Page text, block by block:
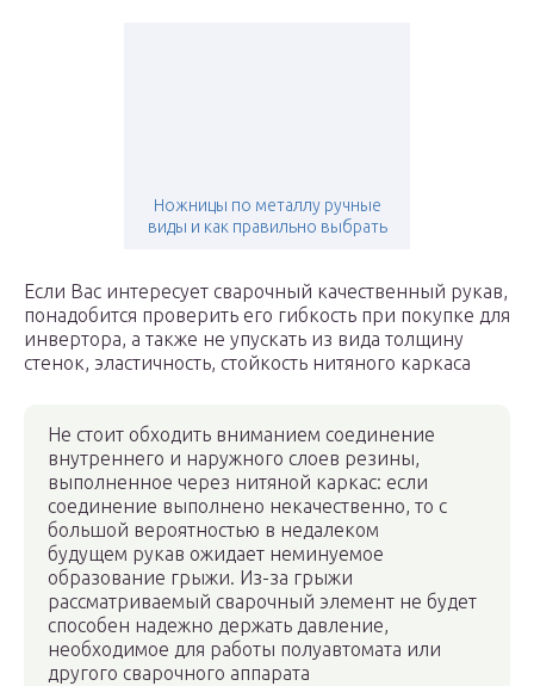
Ножницы по металлу ручные
виды и как правильно выбрать
Если Вас интересует сварочный качественный рукав,
понадобится проверить его гибкость при покупке для
инвертора, а также не упускать из вида толщину
стенок, эластичность, стойкость нитяного каркаса
Не стоит обходить вниманием соединение
внутреннего и наружного слоев резины,
выполненное через нитяной каркас: если
соединение выполнено некачественно, то с
большой вероятностью в недалеком
будущем рукав ожидает неминуемое
образование грыжи. Из-за грыжи
рассматриваемый сварочный элемент не будет
способен надежно держать давление,
необходимое для работы полуавтомата или
другого сварочного аппарата